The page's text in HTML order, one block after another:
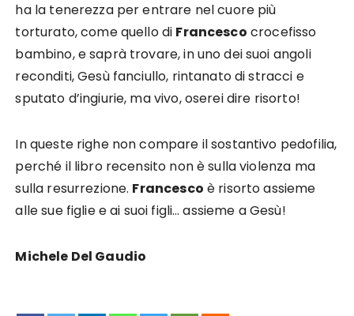
ha la tenerezza per entrare nel cuore più
torturato, come quello di Francesco crocefisso
bambino, e saprà trovare, in uno dei suoi angoli
reconditi, Gesù fanciullo, rintanato di stracci e
sputato d’ingiurie, ma vivo, oserei dire risorto!
In queste righe non compare il sostantivo pedofilia,
perché il libro recensito non è sulla violenza ma
sulla resurrezione. Francesco è risorto assieme
alle sue figlie e ai suoi figli… assieme a Gesù!
Michele Del Gaudio